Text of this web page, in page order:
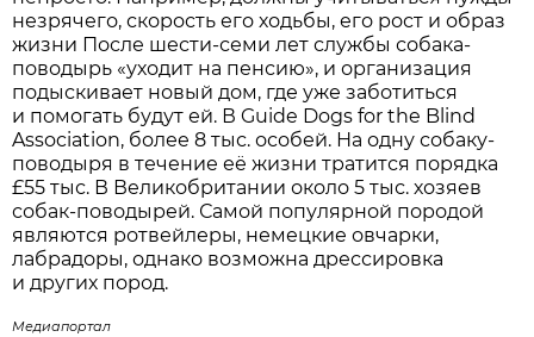
незрячего, скорость его ходьбы, его рост и образ
жизни После шести-семи лет службы собака-
поводырь «уходит на пенсию», и организация
подыскивает новый дом, где уже заботиться
и помогать будут ей. В Guide Dogs for the Blind
Association, более 8 тыс. особей. На одну собаку-
поводыря в течение её жизни тратится порядка
£55 тыс. В Великобритании около 5 тыс. хозяев
собак-поводырей. Самой популярной породой
являются ротвейлеры, немецкие овчарки,
лабрадоры, однако возможна дрессировка
и других пород.
Медиапортал